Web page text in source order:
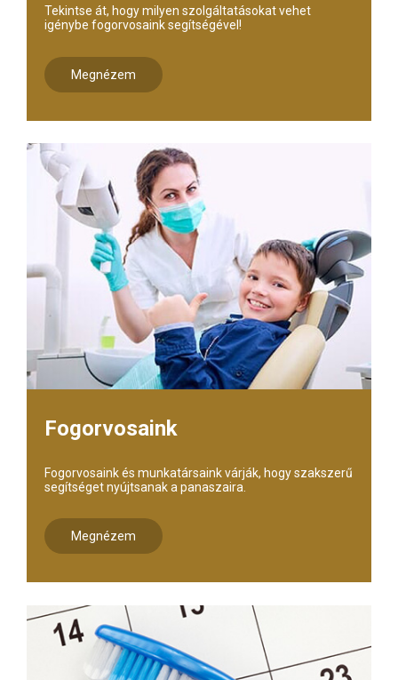
Tekintse át, hogy milyen szolgáltatásokat vehet
igénybe fogorvosaink segítségével!
Megnézem
Fogorvosaink
Fogorvosaink és munkatársaink várják, hogy szakszerű
segítséget nyújtsanak a panaszaira.
Megnézem